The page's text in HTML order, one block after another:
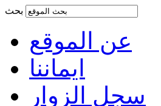
عن الموقع
ايماننا
سجل الزوار